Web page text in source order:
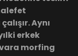
Aynı
erkek
morfing